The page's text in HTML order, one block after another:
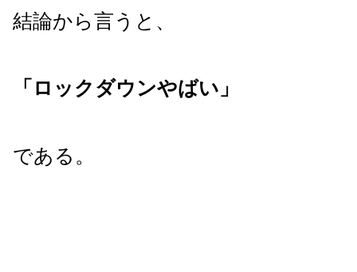
結論から言うと、
「ロックダウンやばい」
である。